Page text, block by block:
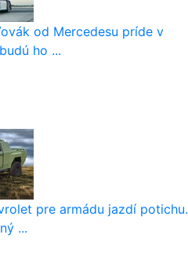
od Mercedesu príde v
ho ...
pre armádu jazdí potichu.
...